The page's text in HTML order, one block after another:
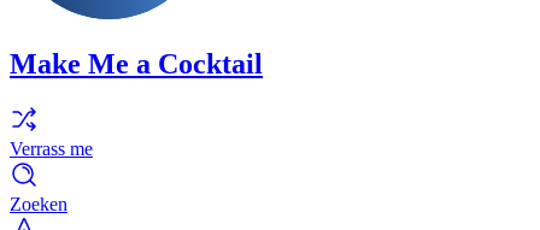
Make Me a Cocktail
Verrass me
Zoeken